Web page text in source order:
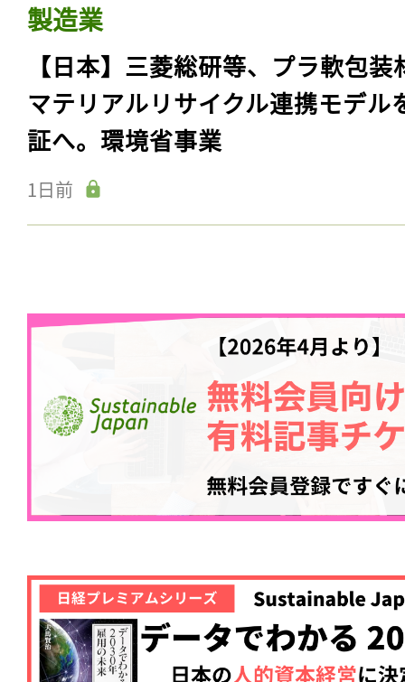
製造業
【日本】三菱総研等、プラ軟包装
マテリアルリサイクル連携モデル
証へ。環境省事業
1日前